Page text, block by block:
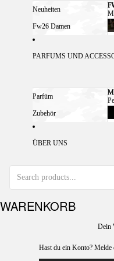
Neuheiten
Fw26 Damen
PARFUMS UND
Parfüm
Zubehör
ÜBER UNS
WARENKORB
Dein
Hast du ein Konto? Melde